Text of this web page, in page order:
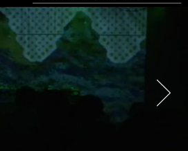
LALELE, LALELE – prima premieră a
anului la MACAZ
CinePOLSKA – filme poloneze la
București
PEOPLE OF ROMANIA se lansează la
galeria Simeza
All Stars For Outernational